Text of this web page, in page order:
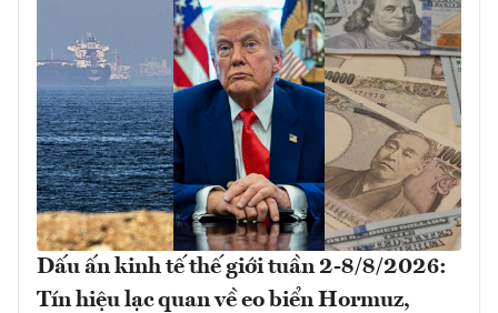
Dấu ấn kinh tế thế giới tuần 2-8/8/2026:
Tín hiệu lạc quan về eo biển Hormuz,